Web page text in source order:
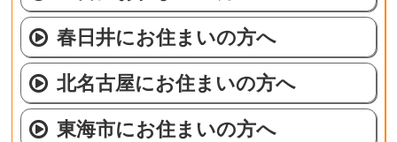
春日井にお住まいの方へ
北名古屋にお住まいの方へ
東海市にお住まいの方へ